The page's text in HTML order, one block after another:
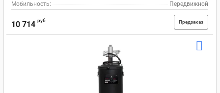
Мобильность:
Передвижной
10 714 руб Предзаказ